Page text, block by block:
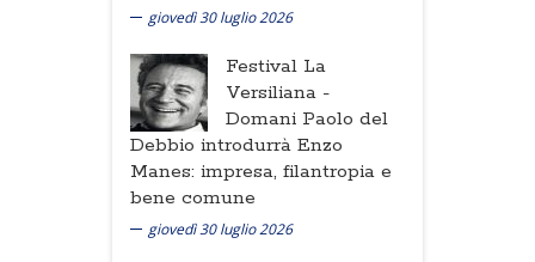
giovedì 30 luglio 2026
Festival La
Versiliana -
Domani Paolo del
Debbio introdurrà Enzo
Manes: impresa, filantropia e
bene comune
giovedì 30 luglio 2026